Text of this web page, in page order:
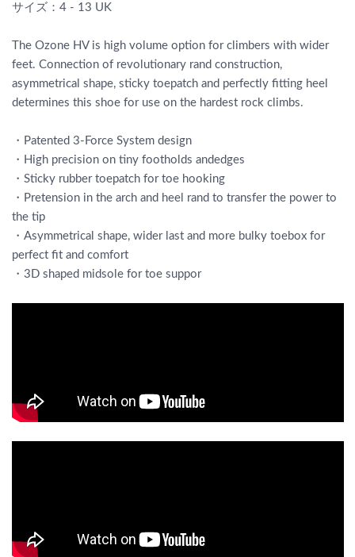
サイズ：4 - 13 UK
The Ozone HV is high volume option for climbers with wider
feet. Connection of revolutionary rand construction,
asymmetrical shape, sticky toepatch and perfectly fitting heel
determines this shoe for use on the hardest rock climbs.
・Patented 3-Force System design
・High precision on tiny footholds andedges
・Sticky rubber toepatch for toe hooking
・Pretension in the arch and heel rand to transfer the power to
the tip
・Asymmetrical shape, wider last and more bulky toebox for
perfect fit and comfort
・3D shaped midsole for toe suppor